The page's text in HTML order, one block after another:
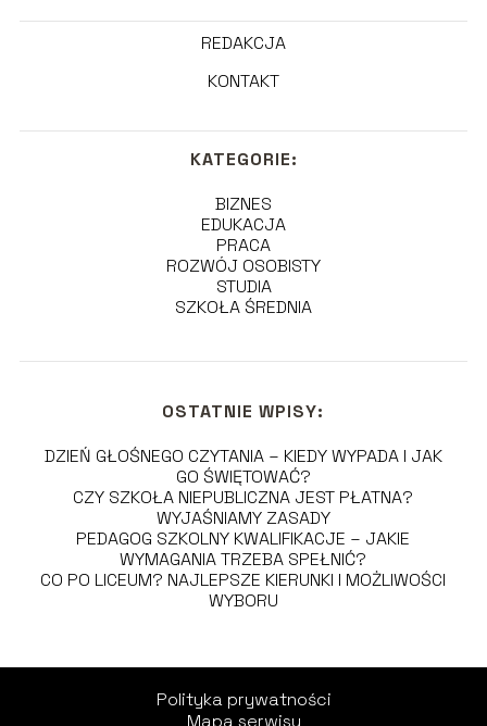
REDAKCJA
KONTAKT
KATEGORIE:
BIZNES
EDUKACJA
PRACA
ROZWÓJ OSOBISTY
STUDIA
SZKOŁA ŚREDNIA
OSTATNIE WPISY:
DZIEŃ GŁOŚNEGO CZYTANIA – KIEDY WYPADA I JAK
GO ŚWIĘTOWAĆ?
CZY SZKOŁA NIEPUBLICZNA JEST PŁATNA?
WYJAŚNIAMY ZASADY
PEDAGOG SZKOLNY KWALIFIKACJE – JAKIE
WYMAGANIA TRZEBA SPEŁNIĆ?
CO PO LICEUM? NAJLEPSZE KIERUNKI I MOŻLIWOŚCI
WYBORU
Polityka prywatności
Mapa serwisu